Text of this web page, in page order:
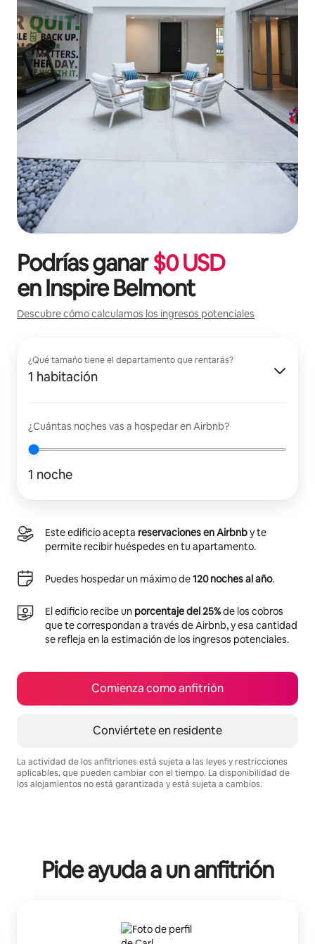
Podrías ganar$0USD
enInspire Belmont
Descubre cómo calculamos los ingresos potenciales
¿Qué tamaño tiene el departamento que rentarás?
1 habitación
¿Cuántas noches vas a hospedar en Airbnb?
1 noche
Este edificio acepta reservaciones en Airbnby te
permite recibir huéspedes en tu apartamento.
Puedes hospedar un máximo de120 noches al año.
El edificio recibe un porcentaje del 25%de los cobros
que te correspondan a través de Airbnb, y esa cantidad
se refleja en la estimación de los ingresos potenciales.
Comienza como anfitrión
Conviértete en residente
La actividad de los anfitriones está sujeta a las leyes y restricciones
aplicables, que pueden cambiar con el tiempo. La disponibilidad de
los alojamientos no está garantizada y está sujeta a cambios.
Pide ayuda a un anfitrión